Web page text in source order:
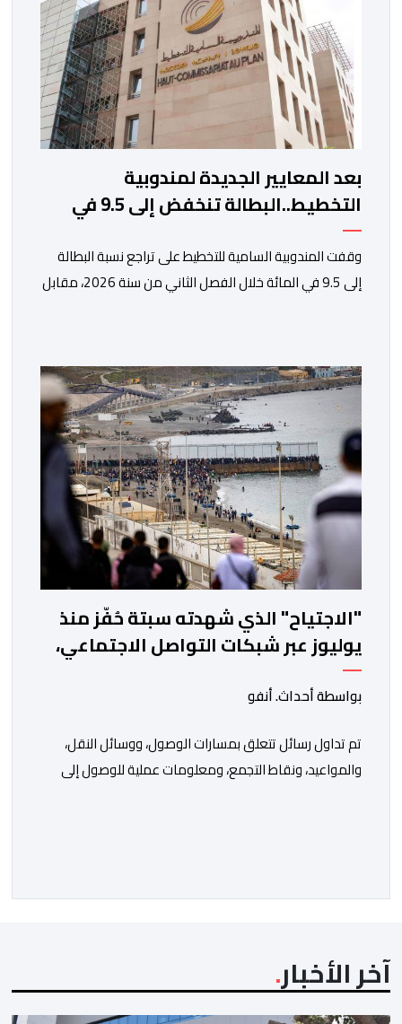
بعد المعايير الجديدة لمندوبية
التخطيط..البطالة تنخفض إلى 9.5 في
المائة
وقفت المندوبية السامية للتخطيط على تراجع نسبة البطالة
إلى 9.5 في المائة خلال الفصل الثاني من سنة 2026، مقابل
الشغل، يتعين التذكير بأن هذه الأخيرة، غيرت منهجيتها في
احتساب البطالة، معتمدة جيلا جديدا من البحوث فيما […]
"الاجتياح" الذي شهدته سبتة حُفّز منذ
يوليوز عبر شبكات التواصل الاجتماعي،
خصوصاً انطلاقاً من الجزائر
بواسطة أحداث. أنفو
تم تداول رسائل تتعلق بمسارات الوصول، ووسائل النقل،
والمواعيد، ونقاط التجمع، ومعلومات عملية للوصول إلى
أو وصول محتمل عبر شبكات التواصل […]
آخر الأخبار